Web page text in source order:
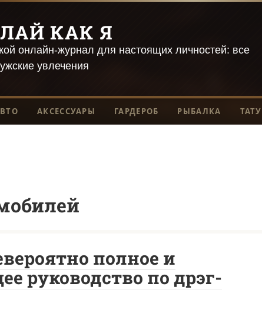
КАК Я
онлайн-журнал для настоящих личностей: все
увлечения
АКСЕССУАРЫ ГАРДЕРОБ РЫБАЛКА ТАТУ
полное и
руководство по дрэг-